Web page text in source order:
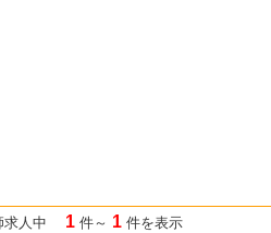
求人中 1 件～ 1 件を表示